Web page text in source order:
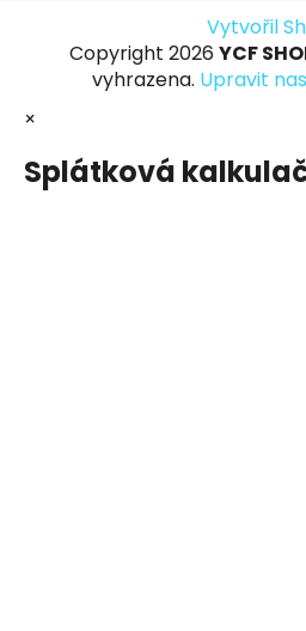
Vytvořil
Copyright 2026 YCF
vyhrazena. Upravit
×
Splátková